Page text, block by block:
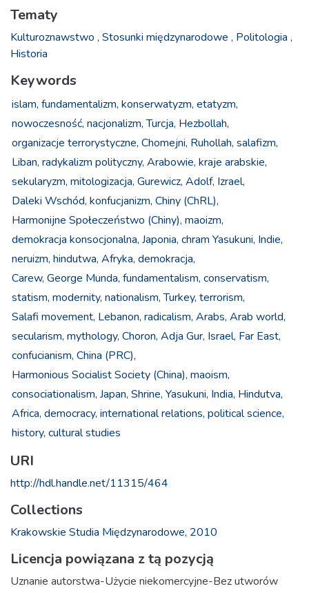
Tematy
Kulturoznawstwo , Stosunki międzynarodowe , Politologia ,
Historia
Keywords
islam, fundamentalizm, konserwatyzm, etatyzm,
nowoczesność, nacjonalizm, Turcja, Hezbollah,
organizacje terrorystyczne, Chomejni, Ruhollah, salafizm,
Liban, radykalizm polityczny, Arabowie, kraje arabskie,
sekularyzm, mitologizacja, Gurewicz, Adolf, Izrael,
Daleki Wschód, konfucjanizm, Chiny (ChRL),
Harmonijne Społeczeństwo (Chiny), maoizm,
demokracja konsocjonalna, Japonia, chram Yasukuni, Indie,
neruizm, hindutwa, Afryka, demokracja,
Carew, George Munda, fundamentalism, conservatism,
statism, modernity, nationalism, Turkey, terrorism,
Salafi movement, Lebanon, radicalism, Arabs, Arab world,
secularism, mythology, Choron, Adja Gur, Israel, Far East,
confucianism, China (PRC),
Harmonious Socialist Society (China), maoism,
consociationalism, Japan, Shrine, Yasukuni, India, Hindutva,
Africa, democracy, international relations, political science,
history, cultural studies
URI
http://hdl.handle.net/11315/464
Collections
Krakowskie Studia Międzynarodowe, 2010
Licencja powiązana z tą pozycją
Uznanie autorstwa-Użycie niekomercyjne-Bez utworów